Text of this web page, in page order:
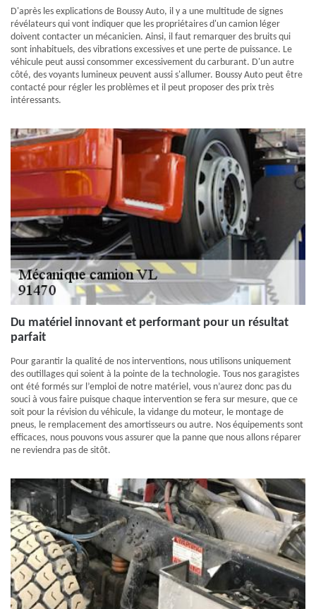
D'après les explications de Boussy Auto, il y a une multitude de signes
révélateurs qui vont indiquer que les propriétaires d'un camion léger
doivent contacter un mécanicien. Ainsi, il faut remarquer des bruits qui
sont inhabituels, des vibrations excessives et une perte de puissance. Le
véhicule peut aussi consommer excessivement du carburant. D'un autre
côté, des voyants lumineux peuvent aussi s'allumer. Boussy Auto peut être
contacté pour régler les problèmes et il peut proposer des prix très
intéressants.
Du matériel innovant et performant pour un résultat
parfait
Pour garantir la qualité de nos interventions, nous utilisons uniquement
des outillages qui soient à la pointe de la technologie. Tous nos garagistes
ont été formés sur l’emploi de notre matériel, vous n’aurez donc pas du
souci à vous faire puisque chaque intervention se fera sur mesure, que ce
soit pour la révision du véhicule, la vidange du moteur, le montage de
pneus, le remplacement des amortisseurs ou autre. Nos équipements sont
efficaces, nous pouvons vous assurer que la panne que nous allons réparer
ne reviendra pas de sitôt.